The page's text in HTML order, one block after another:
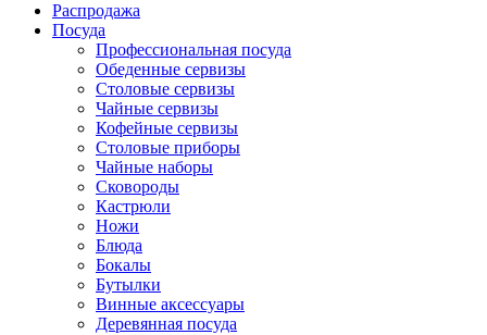
Распродажа
Посуда
Профессиональная посуда
Обеденные сервизы
Столовые сервизы
Чайные сервизы
Кофейные сервизы
Столовые приборы
Чайные наборы
Сковороды
Кастрюли
Ножи
Блюда
Бокалы
Бутылки
Винные аксессуары
Деревянная посуда